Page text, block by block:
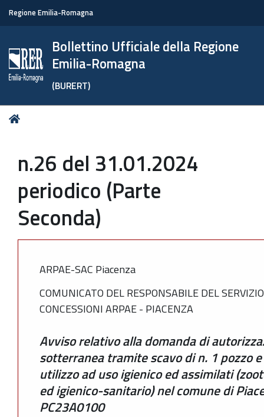
Regione Emilia-Romagna
Bollettino Ufficiale della Regione
Emilia-Romagna
(BURERT)
Tu
n.26 del 31.01.2024
periodico (Parte
Seconda)
ARPAE-SAC Piacenza
COMUNICATO DEL RESPONSABILE DEL
CONCESSIONI ARPAE - PIACENZA
Avviso relativo alla domanda di
sotterranea tramite scavo di n. 1 pozzo
utilizzo ad uso igienico ed assimilati
ed igienico-sanitario) nel comune di
PC23A0100